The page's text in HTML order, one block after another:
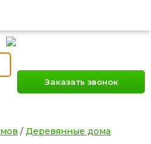
Заказать звонок
/ Деревянные дома